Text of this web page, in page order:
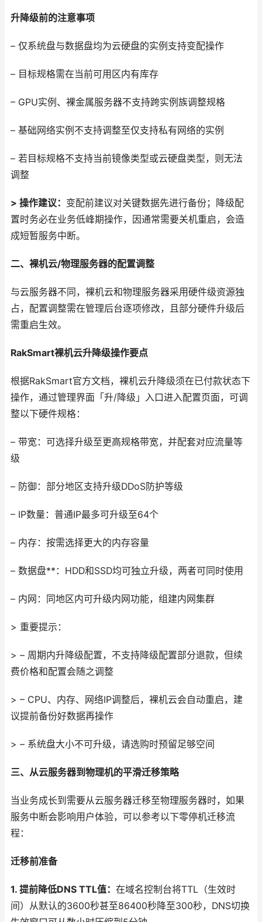
升降级前的注意事项
– 仅系统盘与数据盘均为云硬盘的实例支持变配操作
– 目标规格需在当前可用区内有库存
– GPU实例、裸金属服务器不支持跨实例族调整规格
– 基础网络实例不支持调整至仅支持私有网络的实例
– 若目标规格不支持当前镜像类型或云硬盘类型，则无法
调整
> 操作建议： 变配前建议对关键数据先进行备份；降级配
置时务必在业务低峰期操作，因通常需要关机重启，会造
成短暂服务中断。
二、裸机云/物理服务器的配置调整
与云服务器不同，裸机云和物理服务器采用硬件级资源独
占，配置调整需在管理后台逐项修改，且部分硬件升级后
需重启生效。
RakSmart裸机云升降级操作要点
根据RakSmart官方文档，裸机云升降级须在已付款状态下
操作，通过管理界面「升/降级」入口进入配置页面，可调
整以下硬件规格：
– 带宽：可选择升级至更高规格带宽，并配套对应流量等
级
– 防御：部分地区支持升级DDoS防护等级
– IP数量：普通IP最多可升级至64个
– 内存：按需选择更大的内存容量
– 数据盘**：HDD和SSD均可独立升级，两者可同时使用
– 内网：同地区内可升级内网功能，组建内网集群
> 重要提示：
> – 周期内升降级配置，不支持降级配置部分退款，但续
费价格和配置会随之调整
> – CPU、内存、网络IP调整后，裸机云会自动重启，建
议提前备份好数据再操作
> – 系统盘大小不可升级，请选购时预留足够空间
三、从云服务器到物理机的平滑迁移策略
当业务成长到需要从云服务器迁移至物理服务器时，如果
服务中断会影响用户体验，可以参考以下零停机迁移流
程：
迁移前准备
1. 提前降低DNS TTL值： 在域名控制台将TTL（生效时
间）从默认的3600秒甚至86400秒降至300秒，DNS切换